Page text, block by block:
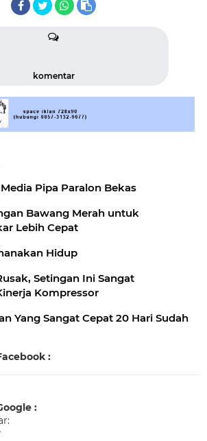
komentar
Pipa Paralon Bekas
Bawang Merah untuk
Lebih Cepat
Hidup
Setingan Ini Sangat
Kompressor
Yang Sangat Cepat 20 Hari Sudah
:
: